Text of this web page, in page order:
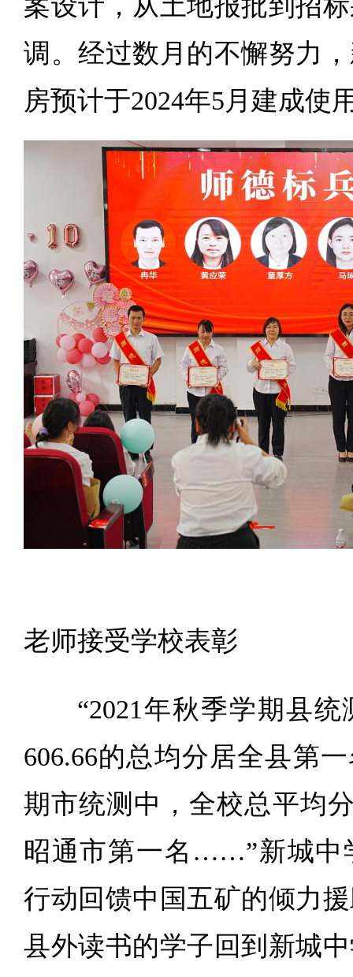
调。经过数月的不懈努力
房预计于2024年5月建成使
老师接受学校表彰
“2021年秋季学期县
606.66的总均分居全县第
期市统测中，全校总平均
昭通市第一名……”新城中
行动回馈中国五矿的倾力
县外读书的学子回到新城